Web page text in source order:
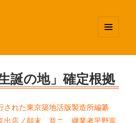
誕の地」確定根拠
された東京築地活版製造所編纂
京出店ノ顛末 並ニ 継業者平野富